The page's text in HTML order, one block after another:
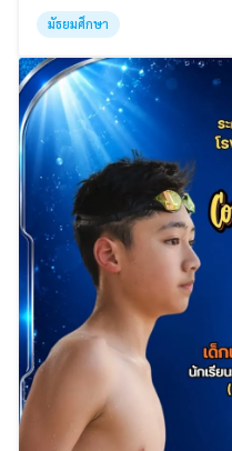
มัธยมศึกษา